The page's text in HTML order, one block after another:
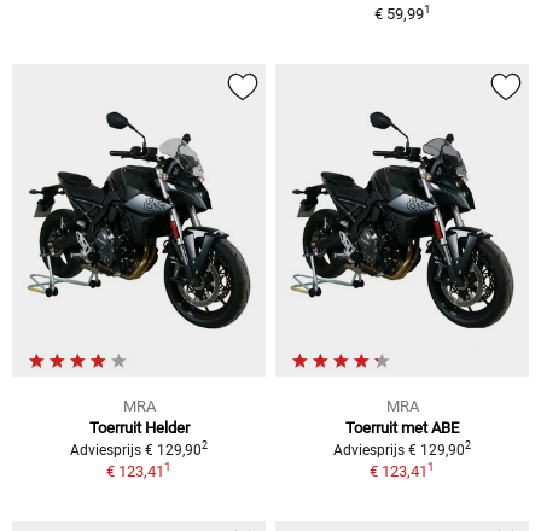
€ 59,991
MRA
Toerruit Helder
Adviesprijs € 129,902
€ 123,411
MRA
Toerruit met ABE
Adviesprijs € 129,902
€ 123,411